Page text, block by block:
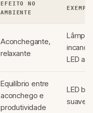
EFEITO NO
AMBIENTE
Aconchegante,
relaxante
LED
Equilíbrio entre
aconchego e
produtividade
LED
suave